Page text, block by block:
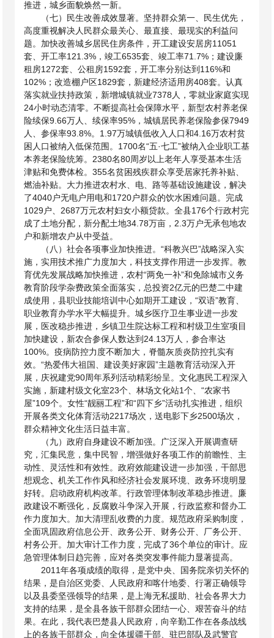
推进，城乡面貌焕然一新。
（七）民生改善成效显著。坚持群众第一、民生优先，
高度重视解决人民群众最关心、最直接、最现实的利益问
题。加快改善城乡居民住房条件，开工建设安居房11051
套、开工率121.3%，竣工6535套、竣工率71.7%；建设廉
租房1272套、公租房1592套，开工率分别达到116%和
102%；改造棚户区1829套，新建经济适用房408套。认真
落实就业扶持政策，新增城镇就业7378人，零就业家庭实现
24小时动态清零。不断提高社会保障水平，新型农村养老保
险续保9.66万人、续保率95%，城镇居民养老保险参保7949
人、参保率93.8%。1.97万城镇低收入人口和4.16万农村贫
困人口被纳入低保范围。1700名“五·七工”被纳入企业职工基
本养老保险统筹。2380名80周岁以上老年人享受基本生活
津贴和免费体检。355名贫困残疾群众享受居家托养补贴、
燃油补贴。大力推进农村水、电、路等基础设施建设，解决
了4040户无电户用电和1720户群众的饮水困难问题。完成
1029户、2687万元农村妇女小额贷款。全县176个行政村完
成了土地分配，新分配土地34.78万亩，2.3万户无承包地农
户和新增农户从中受益。
（八）社会各项事业加快推进。“科教兴巴”战略深入实
施，实用技术推广力度加大，科技支撑作用进一步发挥。教
育优先发展战略加快推进，农村“两免一补”和免除城市义务
教育阶段学杂费政策全面落实，总投资2亿元的巴楚二中建
成使用，县职业技能培训中心如期开工建设，“双语”教育、
职业教育办学水平大幅提升。城乡医疗卫生事业进一步发
展，医改稳步推进，乡镇卫生院达标工程和村级卫生室项目
加快建设，新农合参保人数达到24.13万人，参合率达
100%。疫病防控力度不断加大，脊髓灰质炎防控扎实有
效。“热爱伟大祖国、建设美好家园”主题教育活动深入开
展，庆祝建党90周年系列活动精彩纷呈。文化惠民工程深入
实施，新建村级文化室23个、林场文化站1个、“农家书
屋”109个。女性“靓丽工程”和“四下乡”活动扎实推进，组织
开展各类文化体育活动2217场次，送电影下乡2500场次，
群众精神文化生活日益丰富。
（九）政府自身建设不断加强。广泛深入开展调查研
究，汇集民意，集中民智，增强做好各项工作的前瞻性、主
动性、灵活性和有效性。政府效能建设进一步加强，干部思
想观念、机关工作作风和经济社会发展环境、政务环境明显
好转。启动政府机构改革。行政管理体制改革稳步推进。廉
政建设不断强化，反腐败斗争深入开展，行政监察和督办工
作力度加大。加大清理乱收费的力度。规范政府采购制度，
全面巩固政府信息公开、政务公开、财务公开、厂务公开、
村务公开。加大审计工作力度，完成了36个单位的审计。 应
急管理体制日趋完善，应对各类突发事件能力显著提高。
2011年各项成绩的取得，是党中央、国务院亲切关怀的
结果，是自治区党委、人民政府和喀什地委、行署正确领导
以及县委坚强领导的结果，是上海无私援助、社会各界大力
支持的结果，是全县各族干部群众团结一心、艰苦奋斗的结
果。在此，我代表巴楚县人民政府，向辛勤工作在各条战线
上的各族干部群众，向全体援疆干部、驻巴部队及武警官